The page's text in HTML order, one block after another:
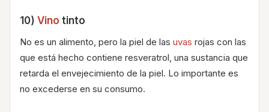
10) Vino tinto
No es un alimento, pero la piel de las uvas rojas con las
que está hecho contiene resveratrol, una sustancia que
retarda el envejecimiento de la piel. Lo importante es
no excederse en su consumo.